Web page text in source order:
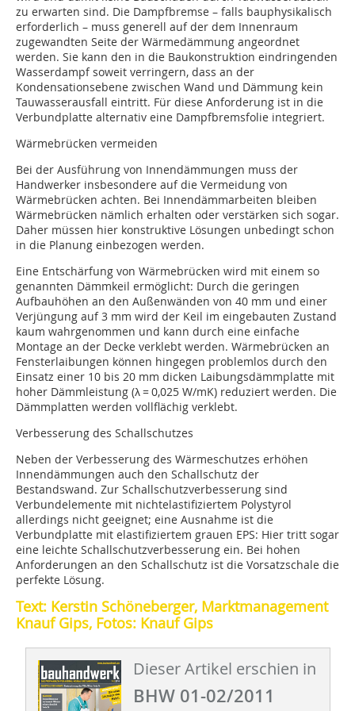
zu erwarten sind. Die Dampfbremse – falls bauphysikalisch
erforderlich – muss generell auf der dem Innenraum
zugewandten Seite der Wärmedämmung angeordnet
werden. Sie kann den in die Baukonstruktion eindringenden
Wasserdampf soweit verringern, dass an der
Kondensationsebene zwischen Wand und Dämmung kein
Tauwasserausfall eintritt. Für diese Anforderung ist in die
Verbundplatte alternativ eine Dampfbremsfolie integriert.
Wärmebrücken vermeiden
Bei der Ausführung von Innendämmungen muss der
Handwerker insbesondere auf die Vermeidung von
Wärmebrücken achten. Bei Innendämmarbeiten bleiben
Wärmebrücken nämlich erhalten oder verstärken sich sogar.
Daher müssen hier konstruktive Lösungen unbedingt schon
in die Planung einbezogen werden.
Eine Entschärfung von Wärmebrücken wird mit einem so
genannten Dämmkeil ermöglicht: Durch die geringen
Aufbauhöhen an den Außenwänden von 40 mm und einer
Verjüngung auf 3 mm wird der Keil im eingebauten Zustand
kaum wahrgenommen und kann durch eine einfache
Montage an der Decke verklebt werden. Wärmebrücken an
Fensterlaibungen können hingegen problemlos durch den
Einsatz einer 10 bis 20 mm dicken Laibungsdämmplatte mit
hoher Dämmleistung (λ = 0,025 W/mK) reduziert werden. Die
Dämmplatten werden vollflächig verklebt.
Verbesserung des Schallschutzes
Neben der Verbesserung des Wärmeschutzes erhöhen
Innendämmungen auch den Schallschutz der
Bestandswand. Zur Schallschutzverbesserung sind
Verbundelemente mit nichtelastifiziertem Polystyrol
allerdings nicht geeignet; eine Ausnahme ist die
Verbundplatte mit elastifiziertem grauen EPS: Hier tritt sogar
eine leichte Schallschutzverbesserung ein. Bei hohen
Anforderungen an den Schallschutz ist die Vorsatzschale die
perfekte Lösung.
Text: Kerstin Schöneberger, Marktmanagement
Knauf Gips, Fotos: Knauf Gips
Dieser Artikel erschien in
BHW 01-02/2011